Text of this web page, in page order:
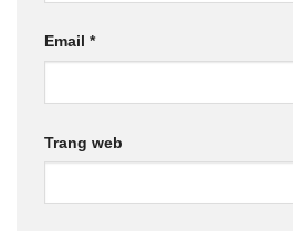
Email *
Trang web